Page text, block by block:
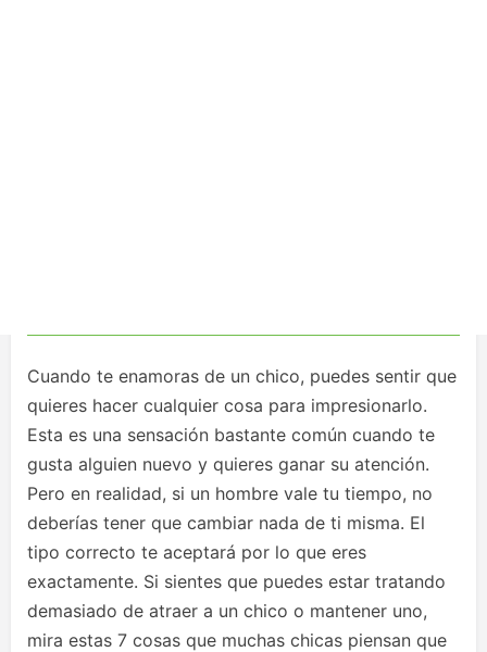
Cuando te enamoras de un chico, puedes sentir que
quieres hacer cualquier cosa para impresionarlo.
Esta es una sensación bastante común cuando te
gusta alguien nuevo y quieres ganar su atención.
Pero en realidad, si un hombre vale tu tiempo, no
deberías tener que cambiar nada de ti misma. El
tipo correcto te aceptará por lo que eres
exactamente. Si sientes que puedes estar tratando
demasiado de atraer a un chico o mantener uno,
mira estas 7 cosas que muchas chicas piensan que